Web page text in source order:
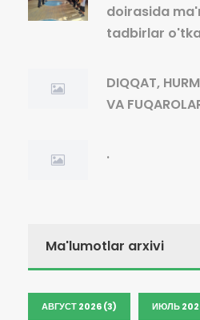
doirasida
tadbirlar
DIQQAT,
VA
.
Ma'lumotlar arxivi
АВГУСТ 2026 (3) ИЮЛЬ